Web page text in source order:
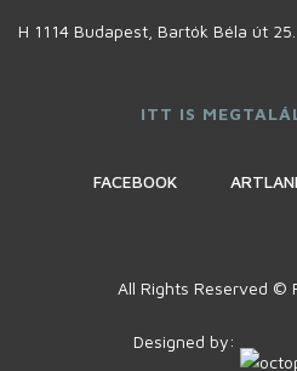
H 1114 Budapest, Bartók Béla út 25.
ITT IS
FACEBOOK
All Rights Reserved ©
Designed by: